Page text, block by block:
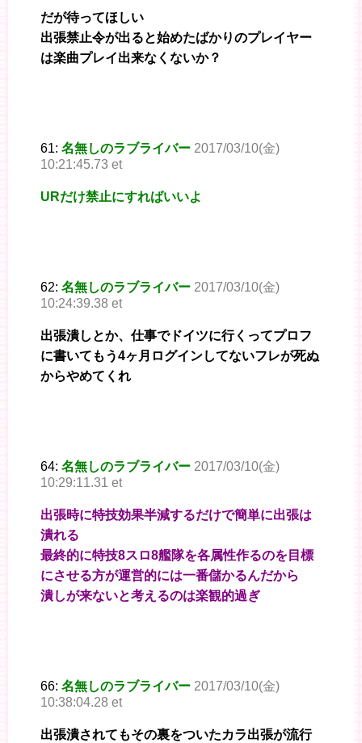
だが待ってほしい
出張禁止令が出ると始めたばかりのプレイヤー
は楽曲プレイ出来なくないか？
61: 名無しのラブライバー 2017/03/10(金)
10:21:45.73 et
URだけ禁止にすればいいよ
62: 名無しのラブライバー 2017/03/10(金)
10:24:39.38 et
出張潰しとか、仕事でドイツに行くってプロフ
に書いてもう4ヶ月ログインしてないフレが死ぬ
からやめてくれ
64: 名無しのラブライバー 2017/03/10(金)
10:29:11.31 et
出張時に特技効果半減するだけで簡単に出張は
潰れる
最終的に特技8スロ8艦隊を各属性作るのを目標
にさせる方が運営的には一番儲かるんだから
潰しが来ないと考えるのは楽観的過ぎ
66: 名無しのラブライバー 2017/03/10(金)
10:38:04.28 et
出張潰されてもその裏をついたカラ出張が流行